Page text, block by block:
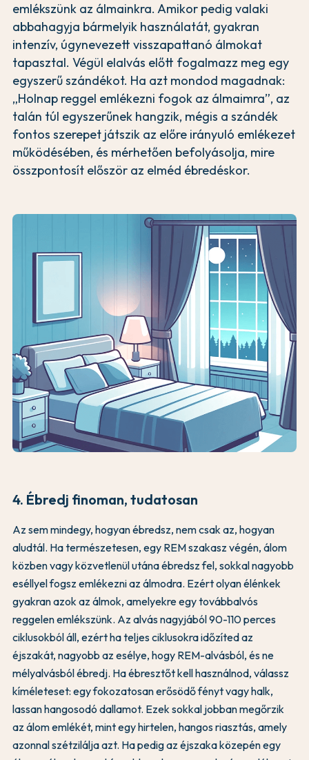
emlékszünk az álmainkra. Amikor pedig valaki
abbahagyja bármelyik használatát, gyakran
intenzív, úgynevezett visszapattanó álmokat
tapasztal. Végül elalvás előtt fogalmazz meg egy
egyszerű szándékot. Ha azt mondod magadnak:
„Holnap reggel emlékezni fogok az álmaimra”, az
talán túl egyszerűnek hangzik, mégis a szándék
fontos szerepet játszik az előre irányuló emlékezet
működésében, és mérhetően befolyásolja, mire
összpontosít először az elméd ébredéskor.
4. Ébredj finoman, tudatosan
Az sem mindegy, hogyan ébredsz, nem csak az, hogyan
aludtál. Ha természetesen, egy REM szakasz végén, álom
közben vagy közvetlenül utána ébredsz fel, sokkal nagyobb
eséllyel fogsz emlékezni az álmodra. Ezért olyan élénkek
gyakran azok az álmok, amelyekre egy továbbalvós
reggelen emlékszünk. Az alvás nagyjából 90-110 perces
ciklusokból áll, ezért ha teljes ciklusokra időzíted az
éjszakát, nagyobb az esélye, hogy REM-alvásból, és ne
mélyalvásból ébredj. Ha ébresztőt kell használnod, válassz
kíméleteset: egy fokozatosan erősödő fényt vagy halk,
lassan hangosodó dallamot. Ezek sokkal jobban megőrzik
az álom emlékét, mint egy hirtelen, hangos riasztás, amely
azonnal szétzilálja azt. Ha pedig az éjszaka közepén egy